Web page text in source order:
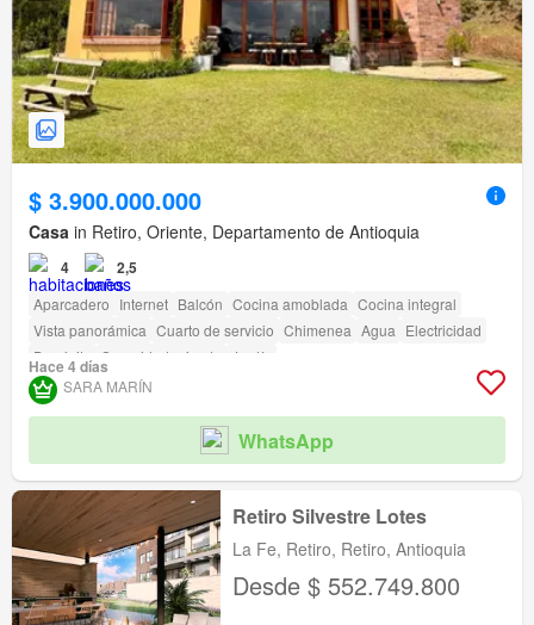
$ 3.900.000.000
Casa in Retiro, Oriente, Departamento de Antioquia
4 2,5
Aparcadero Internet Balcón Cocina amoblada Cocina integral
Vista panorámica Cuarto de servicio Chimenea Agua Electricidad
Depósito Seguridad privada
Jardín
Acceso para personas con discapacidad
Hace 4 días
SARA MARÍN
WhatsApp
Retiro Silvestre Lotes
La Fe, Retiro, Retiro, Antioquia
Desde $ 552.749.800